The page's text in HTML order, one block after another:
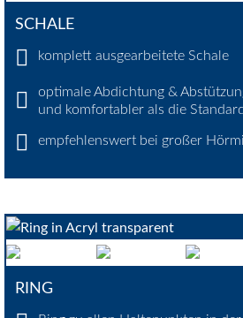
SCHALE
komplett ausgearbeitete Schale
optimale Abdichtung &
und komfortabler als die
empfehlenswert bei großer
RING